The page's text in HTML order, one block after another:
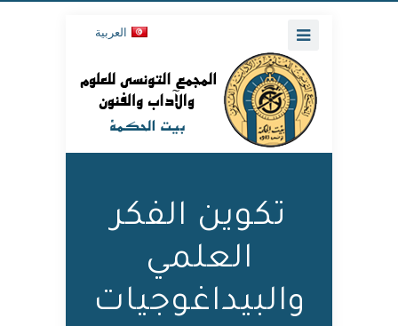
العربية
تكوين الفكر
العلمي
والبيداغوجيات